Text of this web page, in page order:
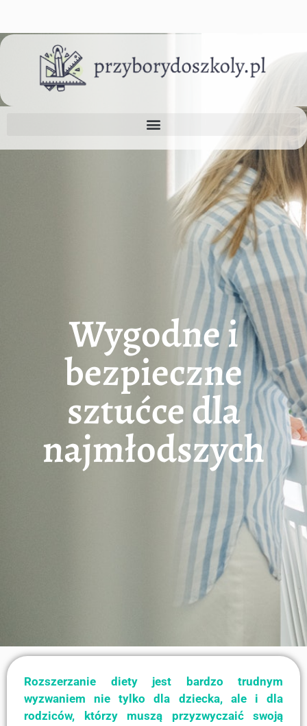
Wygodne i
bezpieczne
sztućce dla
najmłodszych
Rozszerzanie diety jest bardzo trudnym
wyzwaniem nie tylko dla dziecka, ale i dla
rodziców, którzy muszą przyzwyczaić swoją